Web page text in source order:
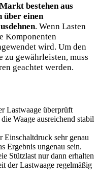
bestehen aus
über einen
. Wenn Lasten
Komponenten
wird. Um den
zu gewährleisten, muss
geachtet werden.
Lastwaage überprüft
Waage ausreichend stabil
Einschaltdruck sehr genau
Ergebnis ungenau sein.
Stützlast nur dann erhalten
der Lastwaage regelmäßig